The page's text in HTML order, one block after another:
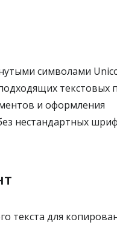
символами
текстовых
и оформления
нестандартных
текста для